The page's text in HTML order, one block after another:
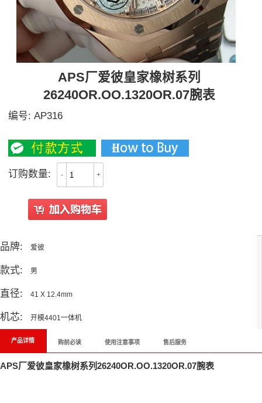
APS厂爱彼皇家橡树系列
26240OR.OO.1320OR.07腕表
编号:AP316
订购数量: - +
品牌: 爱彼
款式: 男
直径: 41 X 12.4mm
机芯: 开模4401一体机
产品详情 购前必读 使用注意事项 售后服务
APS厂爱彼皇家橡树系列26240OR.OO.1320OR.07腕表